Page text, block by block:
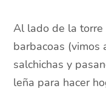
Al lado de la torre
barbacoas (vimos
salchichas y
leña para hacer